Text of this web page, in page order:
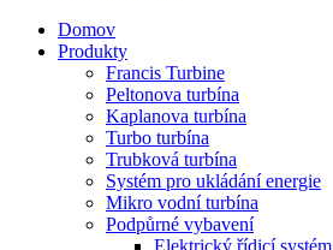
Domov
Produkty
Francis Turbine
Peltonova turbína
Kaplanova turbína
Turbo turbína
Trubková turbína
Systém pro ukládání energie
Mikro vodní turbína
Podpůrné vybavení
Elektrický řídicí systém